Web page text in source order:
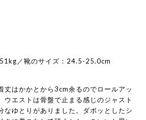
／靴のサイズ：24.5-25.0cm
丈はかかとから3cm余るのでロールアッ
ウエストは骨盤で止まる感じのジャスト
なゆとりがありました。ダボッとしたシ